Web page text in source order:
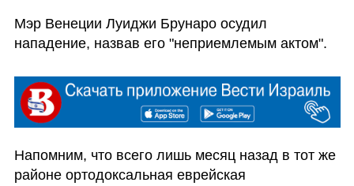
Мэр Венеции Луиджи Брунаро осудил
нападение, назвав его "неприемлемым актом".
Напомним, что всего лишь месяц назад в тот же
районе ортодоксальная еврейская